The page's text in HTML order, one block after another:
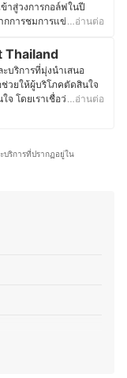
าสู่วงการกอล์ฟในปี
กการชมการแข่งขันของ
การกอล์ฟมากว่า 10 ปี
ะต่างประเทศ รวมทั้งมี
าย ปัจจุบันโปรเมษ์ได้
Performance
…อ่านต่อ
Thailand
บริการที่มุ่งนำเสนอ
วยให้ผู้บริโภคตัดสินใจ
จ โดยเราเชื่อว่าการ
อมตรวจสอบความถูก
มู่ เพื่อให้ผู้อ่านได้รับ
ผู้บริโภคมีความหลาก
ที่สุด
…อ่านต่อ
บริการที่ปรากฏอยู่ใน